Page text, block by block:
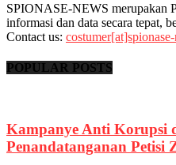
SPIONASE-NEWS merupakan
informasi dan data secara tepat,
Contact us:
POPULAR POSTS
Kampanye Anti Korupsi
Penandatanganan Petisi